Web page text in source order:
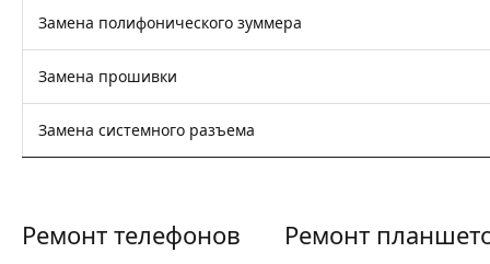
Замена полифонического зуммера
Замена прошивки
Замена системного разъема
Ремонт телефонов Ремонт